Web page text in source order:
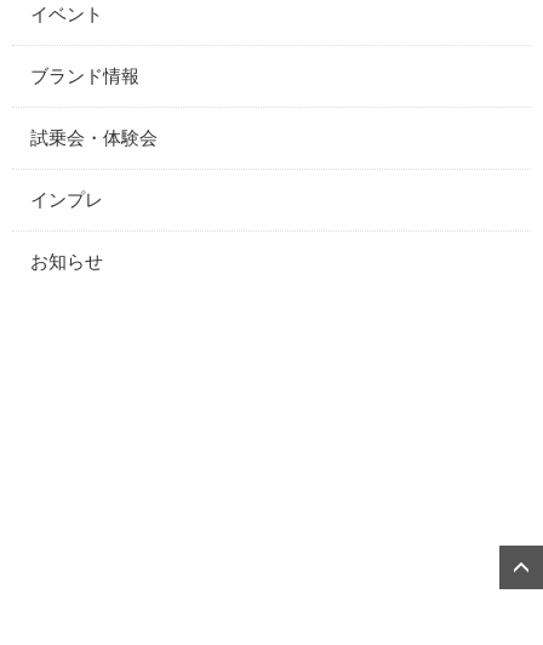
イベント
ブランド情報
試乗会・体験会
インプレ
お知らせ